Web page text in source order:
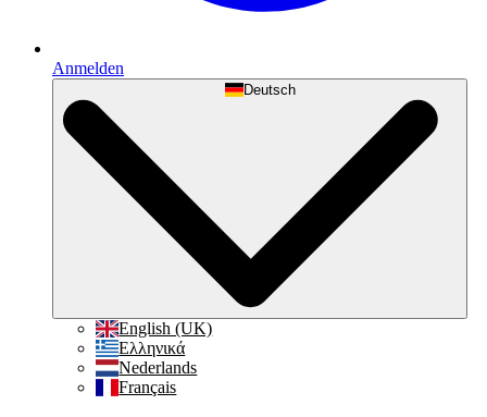
Anmelden
Deutsch
English (UK)
Ελληνικά
Nederlands
Français